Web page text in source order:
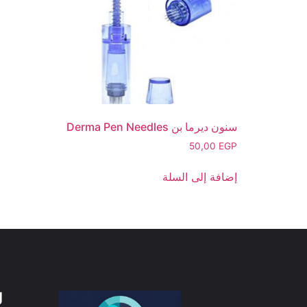
سنون ديرما بن Derma Pen Needles
50,00 EGP
إضافة إلى السلة